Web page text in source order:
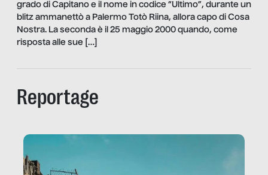
grado di Capitano e il nome in codice “Ultimo”, durante un
blitz ammanettò a Palermo Totò Riina, allora capo di Cosa
Nostra. La seconda è il 25 maggio 2000 quando, come
risposta alle sue […]
Reportage